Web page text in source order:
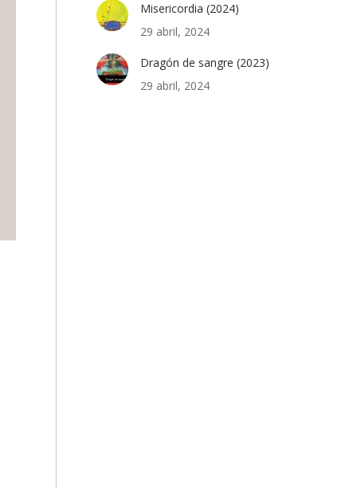
Misericordia (2024)
29 abril, 2024
Dragón de sangre (2023)
29 abril, 2024